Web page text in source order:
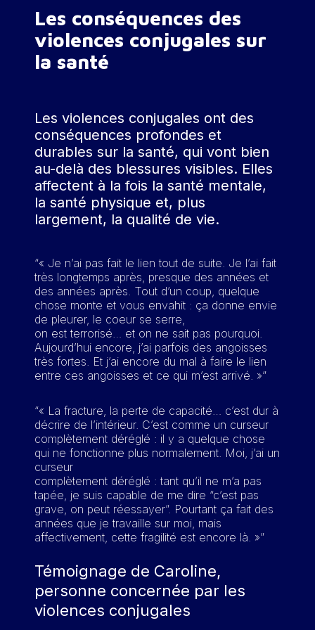
La confiscation ou destruction
des papiers (passeport, titre
de séjour…) ;
Les menaces liées au séjour («
de papiers »…)
L’empêchement de réaliser les
démarches, notamment de
régularisation
L’isolement renforcé par la
barrière de la langue
Pour aller plus loin :
Le court-métragede la
Cimade sur le sujet
Les ressources de laCimade,
ducentre Primo-Levi
Notre dossier surmigrations
et psychotraumatismes
Les cyberviolences sont aussi
intégrées aux violences conjugales
lorsqu’elles sont commises par un
conjoint ou un ex-conjoint :
Surveillance des communications
;
Harcèlement numérique ;
atteinte à la vie privée via des
outils numériques.
De la même manière, les personnes
victimes de dérives sectaires sont
plus à risque de subir des violences
conjugales, qui reprennent les
également être victimes de
violences conjugales, avec des
dynamiques spécifiques.
Le conjoint violent peut par exemple
utiliser :
chantage ;
La peur du rejet familial, social ou
professionnel ;
L’isolement lié à une
communauté restreinte ou peu
visible ;
La minimisation des violences au
nom de stéréotypes.
Contrairement à certaines idées
reçues, les couples adolescents
peuvent également constituer le
terrain de violences conjugales, de
même que des couples très âgés.
Attention donc à ne pas projeter de
stéréotypes sur des situations de
violences qui peuvent s’exprimer
des vulnérabilités spécifiques.
manifeste.
Les conséquences des
violences conjugales sur
la santé
Les violences conjugales ont des
conséquences profondes et
durables sur la santé, qui vont bien
au-delà des blessures visibles. Elles
affectent à la fois la santé mentale,
la santé physique et, plus
largement, la qualité de vie.
“« Je n’ai pas fait le lien tout de suite. Je l’ai fait
très longtemps après, presque des années et
des années après. Tout d’un coup, quelque
chose monte et vous envahit : ça donne envie
de pleurer, le coeur se serre,
on est terrorisé… et on ne sait pas pourquoi.
Aujourd’hui encore, j’ai parfois des angoisses
très fortes. Et j’ai encore du mal à faire le lien
entre ces angoisses et ce qui m’est arrivé. »”
“« La fracture, la perte de capacité… c’est dur à
décrire de l’intérieur. C’est comme un curseur
complètement déréglé : il y a quelque chose
qui ne fonctionne plus normalement. Moi, j’ai un
curseur
complètement déréglé : tant qu’il ne m’a pas
tapée, je suis capable de me dire “c’est pas
grave, on peut réessayer”. Pourtant ça fait des
années que je travaille sur moi, mais
affectivement, cette fragilité est encore là. »”
Témoignage de Caroline,
personne concernée par les
violences conjugales